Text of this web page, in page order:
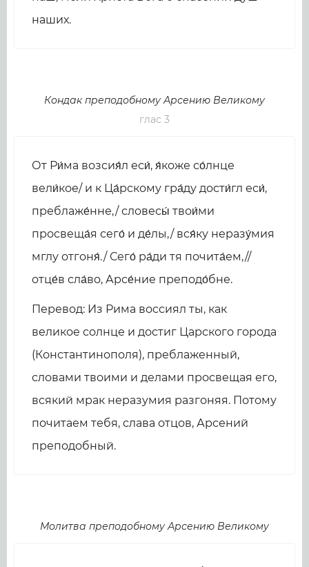
наших.
Кондак преподобному Арсению Великому
глас 3
От Ри́ма возсия́л еси́, я́коже со́лнце
вели́кое/ и к Ца́рскому гра́ду дости́гл еси́,
преблаже́нне,/ словесы́ твои́ми
просвеща́я сего́ и де́лы,/ вся́ку неразу́мия
мглу отгоня́./ Сего́ ра́ди тя почита́ем,//
отце́в сла́во, Арсе́ние преподо́бне.
Перевод: Из Рима воссиял ты, как
великое солнце и достиг Царского города
(Константинополя), преблаженный,
словами твоими и делами просвещая его,
всякий мрак неразумия разгоняя. Потому
почитаем тебя, слава отцов, Арсений
преподобный.
Молитва преподобному Арсению Великому